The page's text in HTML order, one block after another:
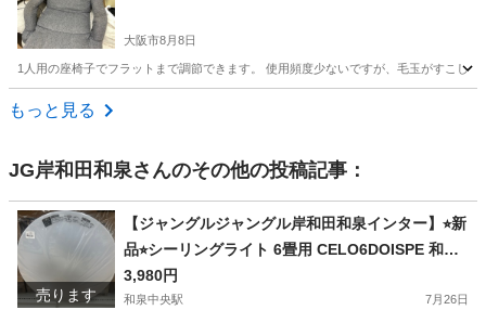
大阪市8月8日
1人用の座椅子でフラットまで調節できます。 使用頻度少ないですが、毛玉がすこし
大阪 大阪市
もっと見る
JG岸和田和泉さんのその他の投稿記事：
売ります
【ジャングルジャングル岸和田和泉インター】⭐︎新
品⭐︎シーリングライト 6畳用 CELO6DOISPE 和泉
市 堺市 岸和田市 泉大津市 高石市 泉北郡熊取町
3,980円
和泉中央駅 7月26日